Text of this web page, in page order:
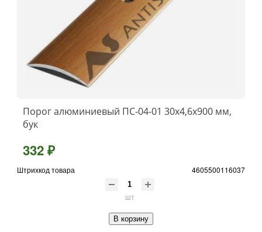
Порог алюминиевый ПС-04-01 30x4,6x900 мм,
бук
332 ₽
Штрихкод товара 4605500116037
шт
В корзину